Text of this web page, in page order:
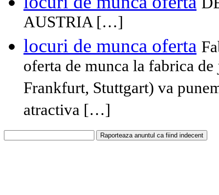
AUSTRIA […]
locuri de munca oferta
oferta de munca la fabrica
Frankfurt, Stuttgart) va
atractiva […]